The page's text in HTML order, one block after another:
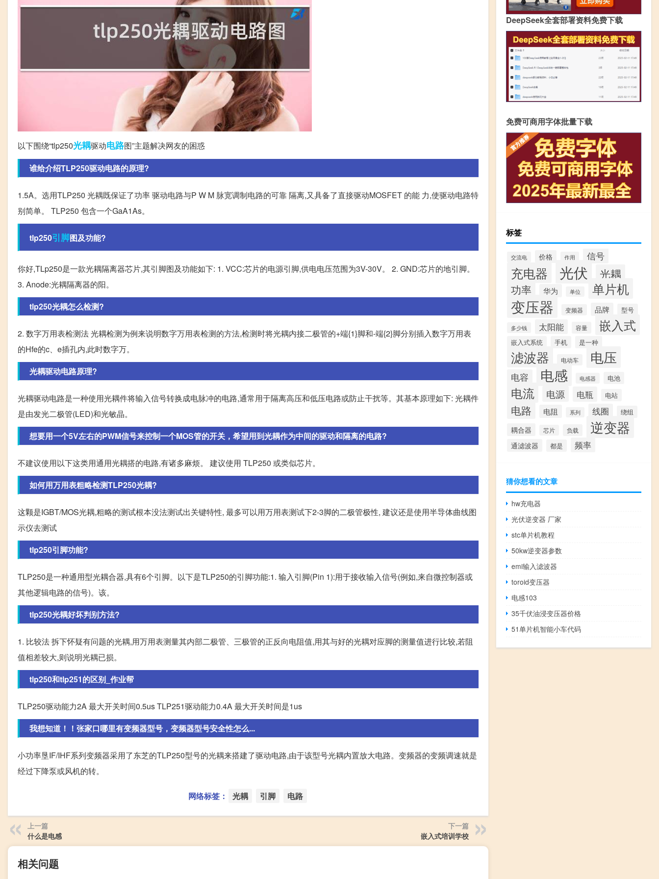
以下围绕“tlp250光耦驱动电路图”主题解决网友的困惑
谁给介绍TLP250驱动电路的原理?
1.5A。选用TLP250 光耦既保证了功率 驱动电路与P W M 脉宽调制电路的可靠 隔离,又具备了直接驱动MOSFET 的能 力,使驱动电路特
别简单。 TLP250 包含一个GaA1As。
tlp250引脚图及功能?
你好,TLp250是一款光耦隔离器芯片,其引脚图及功能如下: 1. VCC:芯片的电源引脚,供电电压范围为3V-30V。 2. GND:芯片的地引脚。
3. Anode:光耦隔离器的阳。
tlp250光耦怎么检测?
2. 数字万用表检测法 光耦检测为例来说明数字万用表检测的方法,检测时将光耦内接二极管的+端{1}脚和-端{2}脚分别插入数字万用表
的Hfe的c、e插孔内,此时数字万。
光耦驱动电路原理?
光耦驱动电路是一种使用光耦件将输入信号转换成电脉冲的电路,通常用于隔离高压和低压电路或防止干扰等。其基本原理如下: 光耦件
是由发光二极管(LED)和光敏晶。
想要用一个5V左右的PWM信号来控制一个MOS管的开关，希望用到光耦作为中间的驱动和隔离的电路?
不建议使用以下这类用通用光耦搭的电路,有诸多麻烦。 建议使用 TLP250 或类似芯片。
如何用万用表粗略检测TLP250光耦?
这颗是IGBT/MOS光耦,粗略的测试根本没法测试出关键特性, 最多可以用万用表测试下2-3脚的二极管极性, 建议还是使用半导体曲线图
示仪去测试
tlp250引脚功能?
TLP250是一种通用型光耦合器,具有6个引脚。以下是TLP250的引脚功能:1. 输入引脚(Pin 1):用于接收输入信号(例如,来自微控制器或
其他逻辑电路的信号)。该。
tlp250光耦好坏判别方法?
1. 比较法 拆下怀疑有问题的光耦,用万用表测量其内部二极管、三极管的正反向电阻值,用其与好的光耦对应脚的测量值进行比较,若阻
值相差较大,则说明光耦已损。
tlp250和tlp251的区别_作业帮
TLP250驱动能力2A 最大开关时间0.5us TLP251驱动能力0.4A 最大开关时间是1us
我想知道！！张家口哪里有变频器型号，变频器型号安全性怎么...
小功率垦IF/IHF系列变频器采用了东芝的TLP250型号的光耦来搭建了驱动电路,由于该型号光耦内置放大电路。变频器的变频调速就是
经过下降泵或风机的转。
网络标签： 光耦 引脚 电路
上一篇
什么是电感
下一篇
嵌入式培训学校
相关问题
DeepSeek全套部署资料免费下载
免费可商用字体批量下载
标签
交流电 价格 作用 信号
充电器 光伏
光耦
功率
华为 单位 单片机
变压器 变频器 品牌 型号
多少钱 太阳能 容量 嵌入式
嵌入式系统 手机 是一种
滤波器 电动车 电压
电容 电感 电感器 电池
电流 电源 电瓶 电站
电路 电阻 系列 线圈 绕组
耦合器 芯片 负载 逆变器
通滤波器 都是 频率
猜你想看的文章
hw充电器
光伏逆变器 厂家
stc单片机教程
50kw逆变器参数
emi输入滤波器
toroid变压器
电感103
35千伏油浸变压器价格
51单片机智能小车代码